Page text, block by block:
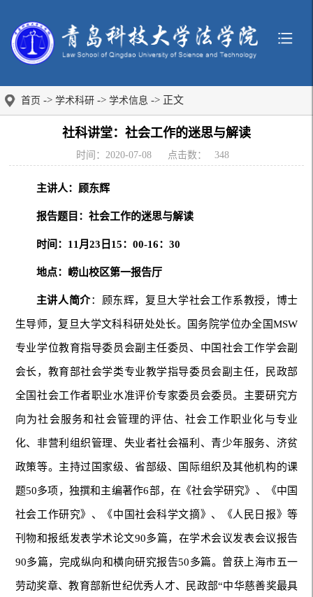
首页 -> 学术科研 -> 学术信息 -> 正文
社科讲堂：社会工作的迷思与解读
时间：2020-07-08 点击数： 348
主讲人：顾东辉
报告题目：社会工作的迷思与解读
时间：11月23日15：00-16：30
地点：崂山校区第一报告厅
主讲人简介：顾东辉，复旦大学社会工作系教授，博士
生导师，复旦大学文科科研处处长。国务院学位办全国MSW
专业学位教育指导委员会副主任委员、中国社会工作学会副
会长，教育部社会学类专业教学指导委员会副主任，民政部
全国社会工作者职业水准评价专家委员会委员。主要研究方
向为社会服务和社会管理的评估、社会工作职业化与专业
化、非营利组织管理、失业者社会福利、青少年服务、济贫
政策等。主持过国家级、省部级、国际组织及其他机构的课
题50多项，独撰和主编著作6部，在《社会学研究》、《中国
社会工作研究》、《中国社会科学文摘》、《人民日报》等
刊物和报纸发表学术论文90多篇，在学术会议发表会议报告
90多篇，完成纵向和横向研究报告50多篇。曾获上海市五一
劳动奖章、教育部新世纪优秀人才、民政部“中华慈善奖最具